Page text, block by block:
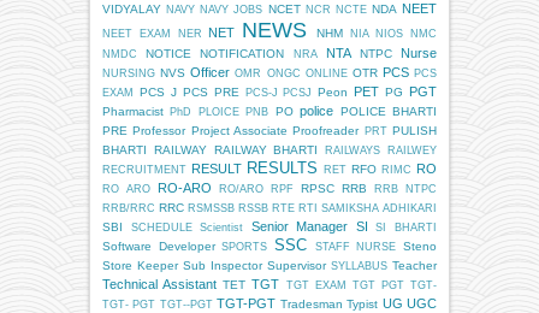
VIDYALAY NAVY NAVY JOBS NCET NCR NCTE NDA NEET
NEET EXAM NER NET NEWS NHM NIA NIOS
NMC
NMDC
NOTICE NOTIFICATION NRA NTA NTPC Nurse
NURSING NVS Officer OMR ONGC ONLINE OTR PCS PCS
EXAM
PCS J PCS PRE PCS-J PCSJ Peon PET PG PGT
Pharmacist PhD PLOICE PNB PO police
POLICE BHARTI
PRE Professor Project Associate Proofreader PRT PULISH
BHARTI
RAILWAY RAILWAY BHARTI RAILWAYS
RAILWEY
RECRUITMENT RESULT RESULTS RET RFO RIMC RO
RO ARO RO-ARO RO/ARO RPF RPSC RRB
RRB NTPC
RRB/RRC RRC RSMSSB RSSB RTE RTI SAMIKSHA ADHIKARI
SBI SCHEDULE Scientist Senior Manager SI SI BHARTI
Software Developer SPORTS SSC STAFF NURSE
Steno
Store Keeper Sub Inspector Supervisor SYLLABUS Teacher
Technical Assistant TET TGT TGT EXAM TGT PGT TGT-
TGT- PGT TGT--PGT TGT-PGT Tradesman Typist UG UGC